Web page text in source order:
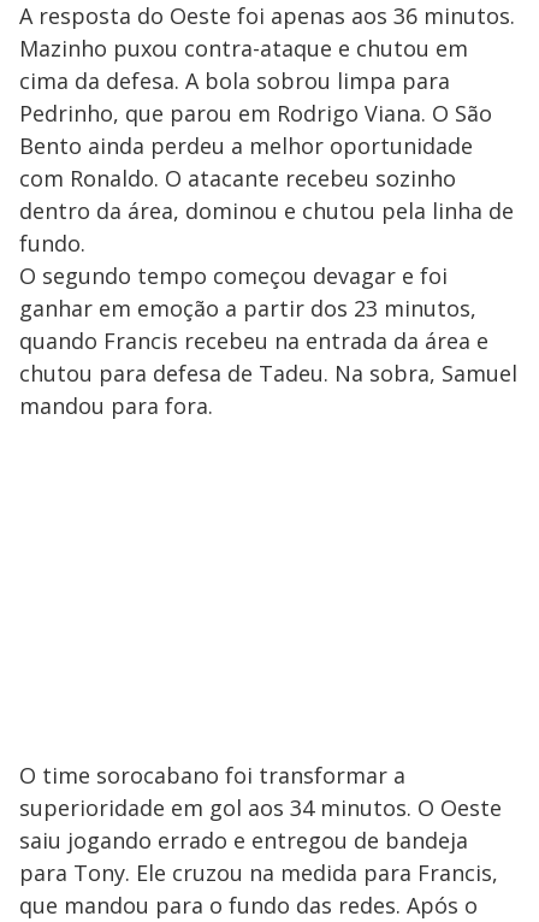
A resposta do Oeste foi apenas aos 36 minutos.
Mazinho puxou contra-ataque e chutou em
cima da defesa. A bola sobrou limpa para
Pedrinho, que parou em Rodrigo Viana. O São
Bento ainda perdeu a melhor oportunidade
com Ronaldo. O atacante recebeu sozinho
dentro da área, dominou e chutou pela linha de
fundo.
O segundo tempo começou devagar e foi
ganhar em emoção a partir dos 23 minutos,
quando Francis recebeu na entrada da área e
chutou para defesa de Tadeu. Na sobra, Samuel
mandou para fora.
O time sorocabano foi transformar a
superioridade em gol aos 34 minutos. O Oeste
saiu jogando errado e entregou de bandeja
para Tony. Ele cruzou na medida para Francis,
que mandou para o fundo das redes. Após o